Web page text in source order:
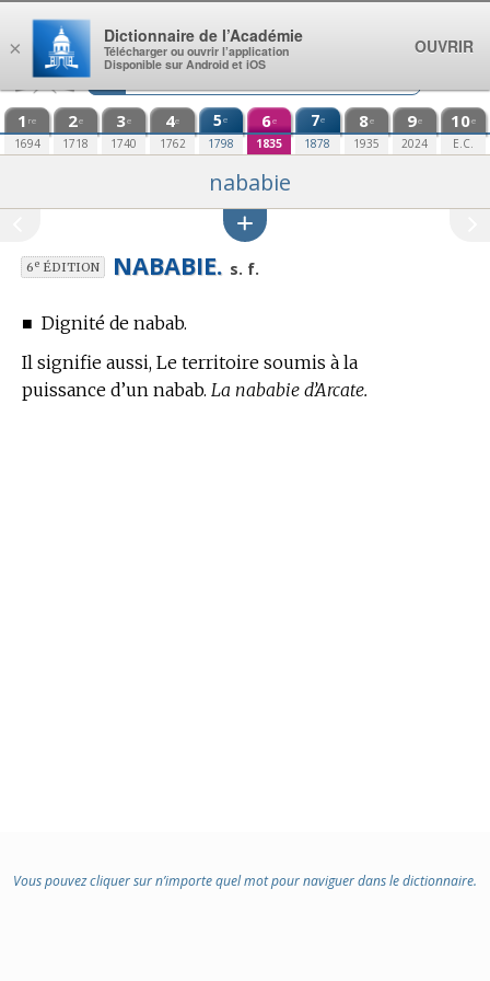
Aller au contenu
1 re
1694
2e
1718
3e
1740
4e
1762
5e
1798
6e
1835
7e
1878
8e
1935
9e
2024
10e
E.C.
nababie
6eÉDITION NABABIE. s. f.
■ Dignité de nabab.
Il signifie aussi, Le territoire soumis à la
puissance d’un nabab. La nababie d’Arcate.
Vous pouvez cliquer sur n’importe quel mot pour naviguer dans le dictionnaire.
×
Dictionnaire de l’Académie
Télécharger ou ouvrir l’application
Disponible sur Android et iOS
OUVRIR